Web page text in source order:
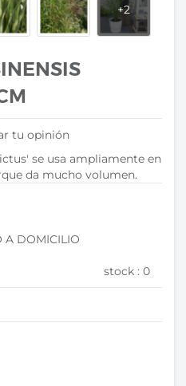
tu opinión
se usa ampliamente en
da mucho volumen.
A DOMICILIO
stock : 0